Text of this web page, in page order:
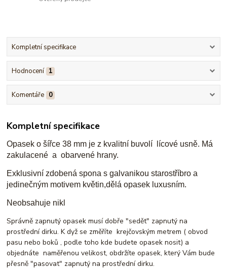
Kompletní specifikace
Hodnocení 1
Komentáře 0
Kompletní specifikace
Opasek o šířce 38 mm je z kvalitní buvolí lícové usně. Má
zakulacené a obarvené hrany.
Exklusivní zdobená spona s galvanikou starostříbro a
jedinečným motivem květin,dělá opasek luxusním.
Neobsahuje nikl
Správně zapnutý opasek musí dobře "sedět" zapnutý na
prostřední dirku. K dyž se změříte krejčovským metrem ( obvod
pasu nebo boků , podle toho kde budete opasek nosit) a
objednáte naměřenou velikost, obdržíte opasek, který Vám bude
přesně "pasovat" zapnutý na prostřední dirku.